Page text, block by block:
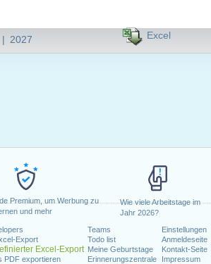
Premium, um Werbung zu
und mehr
Wie viele Arbeitstage im
Jahr 2026?
Export
Excel-Export
PDF exportieren
Teams
Todo list
Meine Geburtstage
Erinnerungszentrale
Einstellungen
Anmeldeseite
Kontakt-Seite
Impressum
| 2027 Excel